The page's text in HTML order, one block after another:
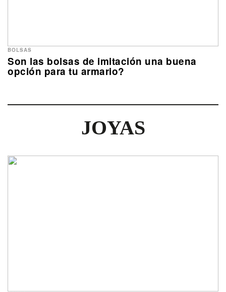
Son las bolsas de imitación una buena
opción para tu armario?
BOLSAS
JOYAS